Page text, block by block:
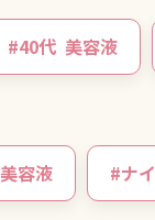
#40代 美容液
美容液 #ナ